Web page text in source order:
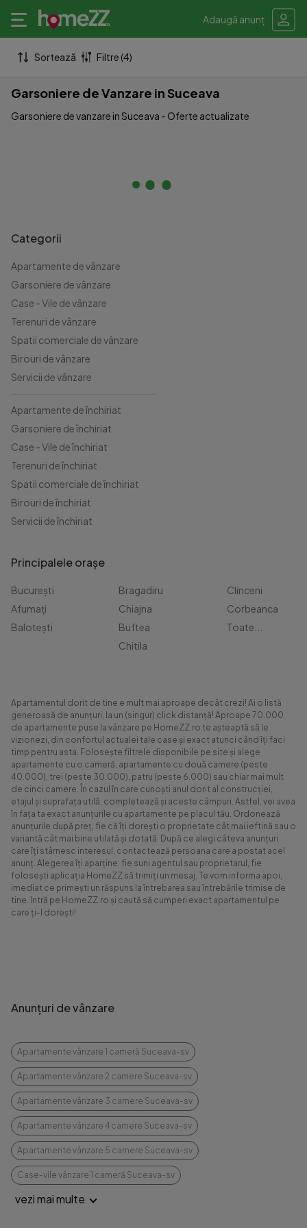
Adaugă anunț
Sortează Filtre (4)
Garsoniere de Vanzare in Suceava
Garsoniere de vanzare in Suceava - Oferte actualizate
Categorii
Apartamente de vânzare
Garsoniere de vânzare
Case - Vile de vânzare
Terenuri de vânzare
Spatii comerciale de vânzare
Birouri de vânzare
Servicii de vânzare
Apartamente de închiriat
Garsoniere de închiriat
Case - Vile de închiriat
Terenuri de închiriat
Spatii comerciale de închiriat
Birouri de închiriat
Servicii de închiriat
Principalele orașe
București
Afumați
Balotești
Bragadiru
Chiajna
Buftea
Chitila
Clinceni
Corbeanca
Toate...
Apartamentul dorit de tine e mult mai aproape decât crezi! Ai o listă
generoasă de anunțuri, la un (singur) click distanță! Aproape 70.000
de apartamente puse la vânzare pe HomeZZ.ro te așteaptă să le
vizionezi, din confortul actualei tale case și exact atunci când îți faci
timp pentru asta. Folosește filtrele disponibile pe site și alege
apartamente cu o cameră, apartamente cu două camere (peste
40.000), trei (peste 30.000), patru (peste 6.000) sau chiar mai mult
de cinci camere. În cazul în care cunoști anul dorit al construcției,
etajul și suprafața utilă, completează și aceste câmpuri. Astfel, vei avea
în fața ta exact anunțurile cu apartamente pe placul tău. Ordonează
anunțurile după preț, fie că îți dorești o proprietate cât mai ieftină sau o
variantă cât mai bine utilată și dotată. După ce alegi câteva anunțuri
care îți stârnesc interesul, contactează persoana care a postat acel
anunț. Alegerea îți aparține: fie suni agentul sau proprietarul, fie
folosești aplicația HomeZZ să trimiți un mesaj. Te vom informa apoi,
imediat ce primești un răspuns la întrebarea sau întrebările trimise de
tine. Intră pe HomeZZ.ro și caută să cumperi exact apartamentul pe
care ți-l dorești!
Anunțuri de vânzare
Apartamente vânzare 1 cameră Suceava-sv
Apartamente vânzare 2 camere Suceava-sv
Apartamente vânzare 3 camere Suceava-sv
Apartamente vânzare 4 camere Suceava-sv
Apartamente vânzare 5 camere Suceava-sv
Case-vile vânzare 1 cameră Suceava-sv
vezi mai multe